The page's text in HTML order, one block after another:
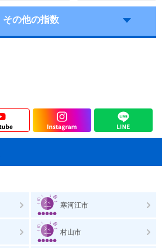
その他の指数
寒河江市
村山市